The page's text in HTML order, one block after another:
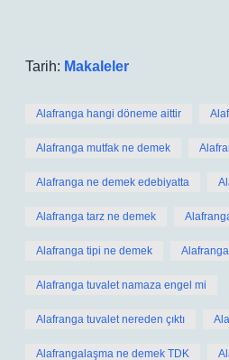
Tarih: Makaleler
Alafranga hangi döneme aittir
Alafranga mutfak ne demek
Alafranga ne demek edebiyatta
Alafranga tarz ne demek
Alafranga tipi ne demek
Alafranga tuvalet namaza engel mi
Alafranga tuvalet nereden çıktı
Alafrangalaşma ne demek TDK